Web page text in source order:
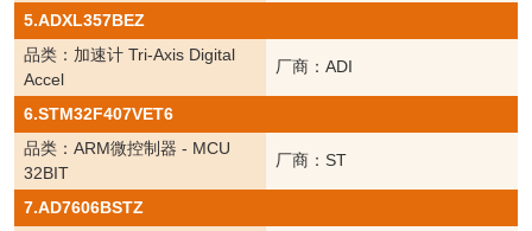
5.ADXL357BEZ
品类：加速计 Tri-Axis Digital
Accel
厂商：ADI
6.STM32F407VET6
品类：ARM微控制器 - MCU
32BIT
厂商：ST
7.AD7606BSTZ